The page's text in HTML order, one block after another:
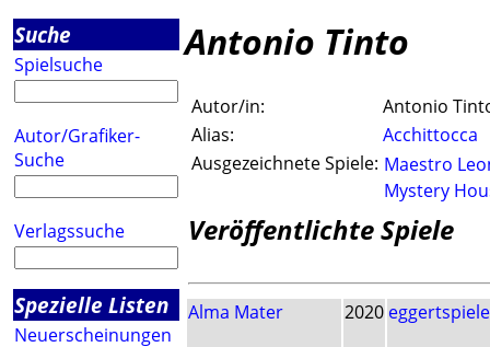
Suche
Spielsuche
Autor/Grafiker-
Suche
Verlagssuche
Spezielle Listen
Neuerscheinungen
Antonio Tinto
Autor/in:
Antonio
Alias:
Acchittocca
Ausgezeichnete Spiele: Maestro
Mystery
Veröffentlichte Spiele
Alma Mater 2020 eggertspiele